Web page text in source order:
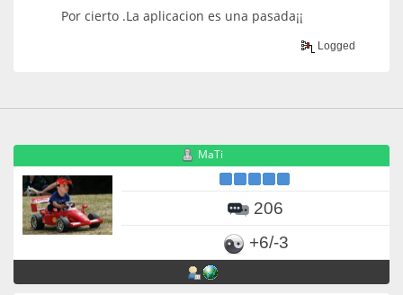
Por cierto .La aplicacion es una pasada¡¡
Logged
MaTi
206
+6/-3